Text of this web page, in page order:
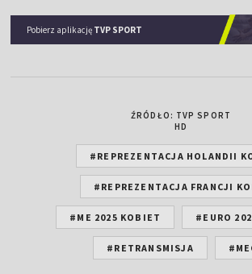
Pobierz aplikację TVP SPORT
ŹRÓDŁO: TVP SPORT
HD
#REPREZENTACJA HOLANDII
#REPREZENTACJA FRANCJI
#ME 2025 KOBIET #EURO
#RETRANSMISJA